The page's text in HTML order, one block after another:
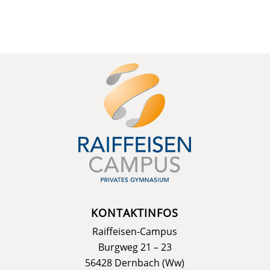
KONTAKTINFOS
Raiffeisen-Campus
Burgweg 21 – 23
56428 Dernbach (Ww)